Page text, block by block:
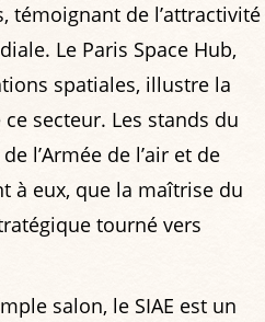
témoignant de l’attractivité
Le Paris Space Hub,
spatiales, illustre la
secteur. Les stands du
l’Armée de l’air et de
à eux, que la maîtrise du
tourné vers
salon, le SIAE est un